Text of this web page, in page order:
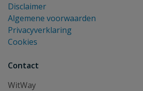
Disclaimer
Algemene voorwaarden
Privacyverklaring
Cookies
Contact
WitWay